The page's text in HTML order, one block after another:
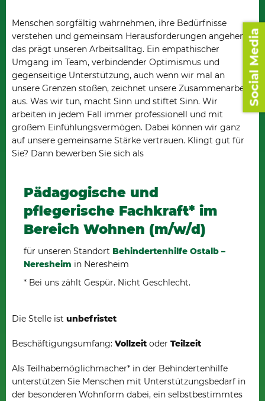
Social Media
Menschen sorgfältig wahrnehmen, ihre Bedürfnisse
verstehen und gemeinsam Herausforderungen angehen -
das prägt unseren Arbeitsalltag. Ein empathischer
Umgang im Team, verbindender Optimismus und
gegenseitige Unterstützung, auch wenn wir mal an
unsere Grenzen stoßen, zeichnet unsere Zusammenarbeit
aus. Was wir tun, macht Sinn und stiftet Sinn. Wir
arbeiten in jedem Fall immer professionell und mit
großem Einfühlungsvermögen. Dabei können wir ganz
auf unsere gemeinsame Stärke vertrauen. Klingt gut für
Sie? Dann bewerben Sie sich als
Pädagogische und
pflegerische Fachkraft* im
Bereich Wohnen (m/w/d)
für unseren Standort Behindertenhilfe Ostalb –
Neresheim in Neresheim
* Bei uns zählt Gespür. Nicht Geschlecht.
Die Stelle ist unbefristet
Beschäftigungsumfang: Vollzeit oder Teilzeit
Als Teilhabemöglichmacher* in der Behindertenhilfe
unterstützen Sie Menschen mit Unterstützungsbedarf in
der besonderen Wohnform dabei, ein selbstbestimmtes